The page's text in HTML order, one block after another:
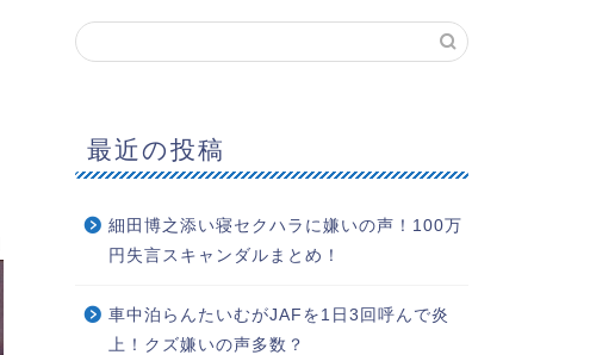
最近の投稿
細田博之添い寝セクハラに嫌いの声！100万
円失言スキャンダルまとめ！
車中泊らんたいむがJAFを1日3回呼んで炎
上！クズ嫌いの声多数？